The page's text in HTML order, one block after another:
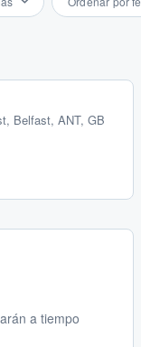
, Belfast, ANT, GB
a tiempo